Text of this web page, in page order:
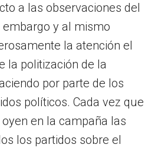
a las observaciones del
embargo y al mismo
la atención el
la politización de la
por parte de los
políticos. Cada vez que
en la campaña las
los partidos sobre el